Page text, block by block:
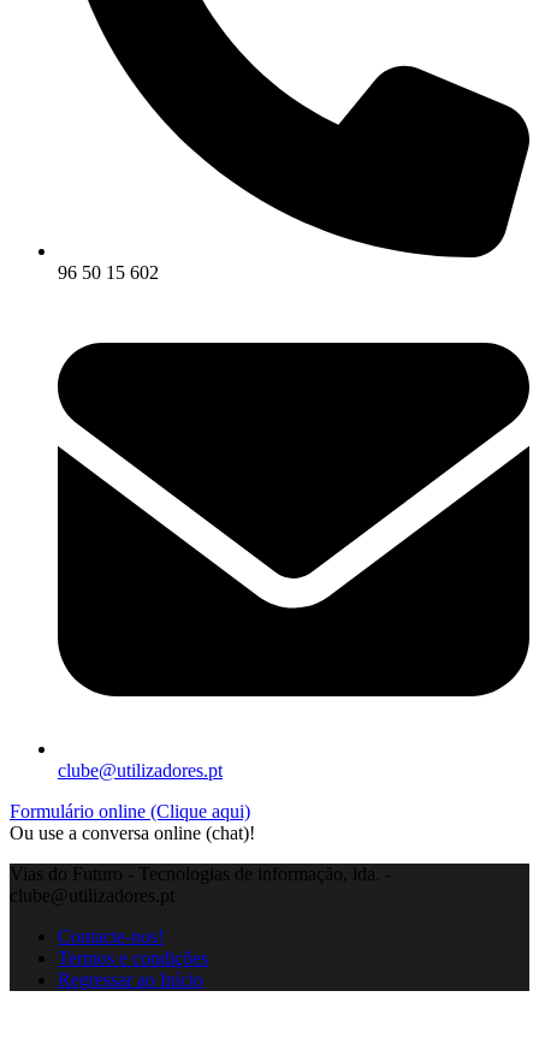
96 50 15 602
clube@utilizadores.pt
Formulário online (Clique aqui)
Ou use a conversa online (chat)!
Vias do Futuro - Tecnologias de informação, lda. -
clube@utilizadores.pt
Contacte-nos!
Termos e condições
Regressar ao Início